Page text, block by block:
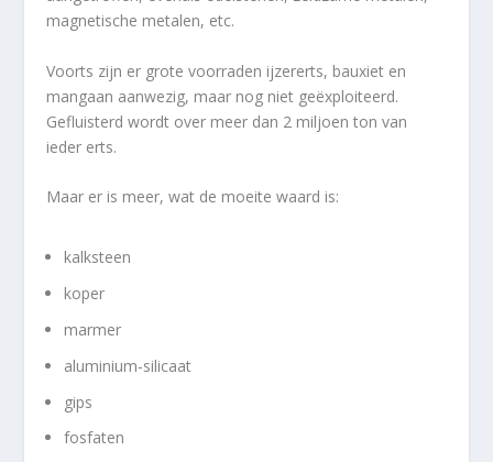
magnetische metalen, etc.
Voorts zijn er grote voorraden ijzererts, bauxiet en
mangaan aanwezig, maar nog niet geëxploiteerd.
Gefluisterd wordt over meer dan 2 miljoen ton van
ieder erts.
Maar er is meer, wat de moeite waard is:
kalksteen
koper
marmer
aluminium-silicaat
gips
fosfaten